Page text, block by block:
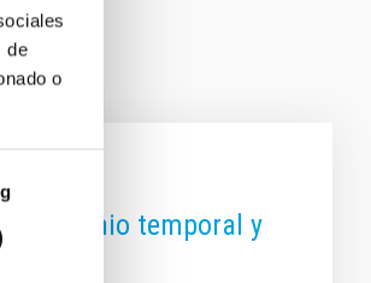
de
o
dominio temporal y